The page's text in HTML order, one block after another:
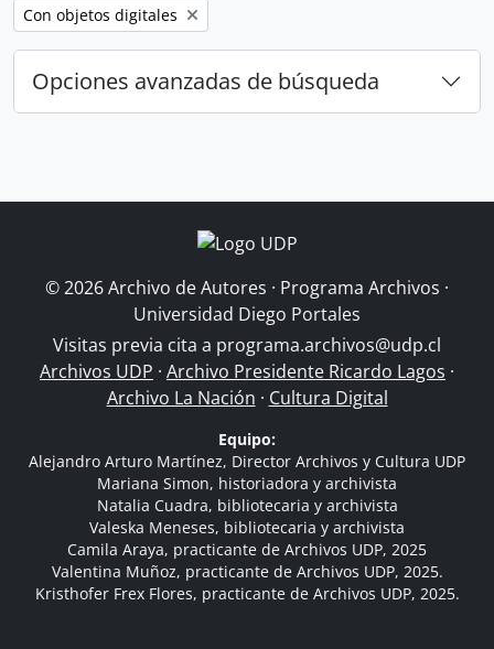
Remove filter:
Con objetos digitales
Opciones avanzadas de búsqueda
© 2026 Archivo de Autores · Programa Archivos ·
Universidad Diego Portales
Visitas previa cita a programa.archivos@udp.cl
Archivos UDP · Archivo Presidente Ricardo Lagos ·
Archivo La Nación · Cultura Digital
Equipo:
Alejandro Arturo Martínez, Director Archivos y Cultura UDP
Mariana Simon, historiadora y archivista
Natalia Cuadra, bibliotecaria y archivista
Valeska Meneses, bibliotecaria y archivista
Camila Araya, practicante de Archivos UDP, 2025
Valentina Muñoz, practicante de Archivos UDP, 2025.
Kristhofer Frex Flores, practicante de Archivos UDP, 2025.